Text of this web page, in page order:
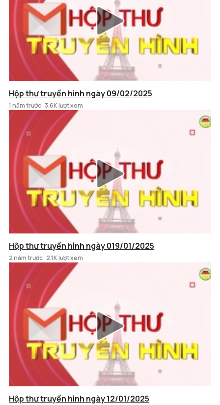
Hộp thư truyền hình ngày 09/02/2025
1 năm trước 3.6K lượt xem
Hộp thư truyền hình ngày 019/01/2025
2 năm trước 2.1K lượt xem
Hộp thư truyền hình ngày 12/01/2025